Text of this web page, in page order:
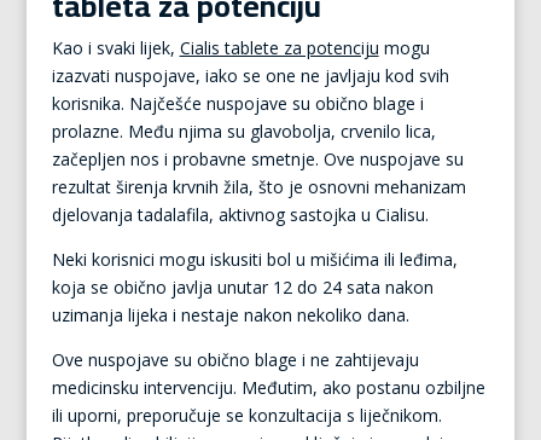
Kao i svaki lijek, Cialis tablete za potenciju mogu
izazvati nuspojave, iako se one ne javljaju kod svih
korisnika. Najčešće nuspojave su obično blage i
prolazne. Među njima su glavobolja, crvenilo lica,
začepljen nos i probavne smetnje. Ove nuspojave su
rezultat širenja krvnih žila, što je osnovni mehanizam
djelovanja tadalafila, aktivnog sastojka u Cialisu.
Neki korisnici mogu iskusiti bol u mišićima ili leđima,
koja se obično javlja unutar 12 do 24 sata nakon
uzimanja lijeka i nestaje nakon nekoliko dana.
Ove nuspojave su obično blage i ne zahtijevaju
medicinsku intervenciju. Međutim, ako postanu ozbiljne
ili uporni, preporučuje se konzultacija s liječnikom.